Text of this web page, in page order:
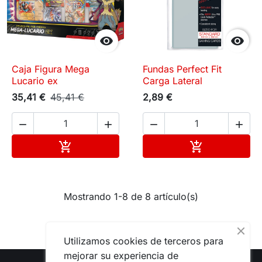

Caja Figura Mega
Lucario ex
35,41 € 45,41 €
 


Fundas Perfect Fit
Carga Lateral
2,89 €
 

Mostrando 1-8 de 8 artículo(s)
Utilizamos cookies de terceros para
mejorar su experiencia de